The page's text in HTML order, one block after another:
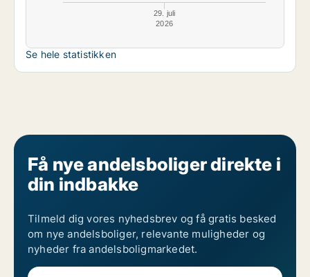
29. juli
2026
Se hele statistikken
Få nye andelsboliger direkte i
din indbakke
Tilmeld dig vores nyhedsbrev og få gratis besked
om nye andelsboliger, relevante muligheder og
nyheder fra andelsboligmarkedet.